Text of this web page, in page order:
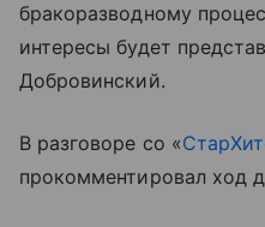
бракоразводному
интересы будет
Добровинский.
В разговоре со «
прокомментировал ход